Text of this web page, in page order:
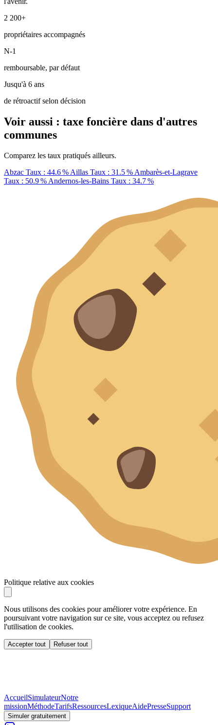
2 200+
propriétaires accompagnés
N-1
remboursable, par défaut
Jusqu'à 6 ans
de rétroactif selon décision
Voir aussi : taxe foncière dans d'autres
communes
Comparez les taux pratiqués ailleurs.
Abzac Taux : 44.6 % Aillas Taux : 31.5 % Ambarès-et-Lagrave
Taux : 50.9 % Andernos-les-Bains Taux : 34.7 %
Politique relative aux cookies
Nous utilisons des cookies pour améliorer votre expérience. En
poursuivant votre navigation sur ce site, vous acceptez ou refusez
l'utilisation de cookies.
Accepter tout Refuser tout
AccueilSimulateurNotre
missionMéthodeTarifsRessourcesLexiqueAidePresseSupport
Simuler gratuitement